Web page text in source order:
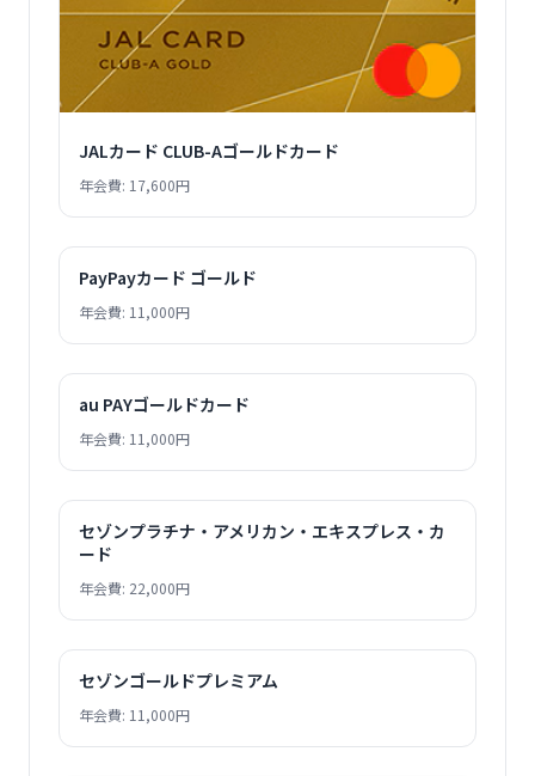
JALカード CLUB-Aゴールドカード
年会費: 17,600円
PayPayカード ゴールド
年会費: 11,000円
au PAYゴールドカード
年会費: 11,000円
セゾンプラチナ・アメリカン・エキスプレス・カ
ード
年会費: 22,000円
セゾンゴールドプレミアム
年会費: 11,000円